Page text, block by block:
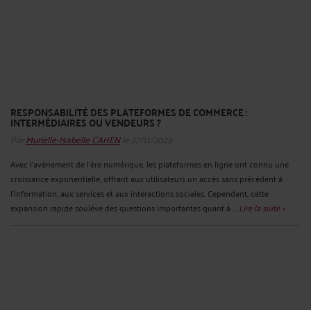
RESPONSABILITÉ DES PLATEFORMES DE COMMERCE :
INTERMÉDIAIRES OU VENDEURS ?
Par Murielle-Isabelle CAHENle 27/11/2024
Avec l'avènement de l'ère numérique, les plateformes en ligne ont connu une
croissance exponentielle, offrant aux utilisateurs un accès sans précédent à
l'information, aux services et aux interactions sociales. Cependant, cette
expansion rapide soulève des questions importantes quant à ... Lire la suite >